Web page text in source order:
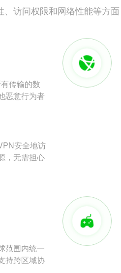
访问权限和网络性能等方面
传输的数
恶意行为者
安全地访
，无需担心
范围内统一
持跨区域协